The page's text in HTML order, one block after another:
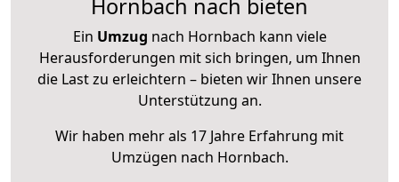
Hornbach nach bieten
Ein Umzug nach Hornbach kann viele
Herausforderungen mit sich bringen, um Ihnen
die Last zu erleichtern – bieten wir Ihnen unsere
Unterstützung an.
Wir haben mehr als 17 Jahre Erfahrung mit
Umzügen nach Hornbach.